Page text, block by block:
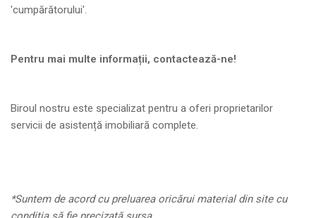
'cumpărătorului'.
Pentru mai multe informații, contactează-ne!
Biroul nostru este specializat pentru a oferi proprietarilor
servicii de asistență imobiliară complete.
*Suntem de acord cu preluarea oricărui material din site cu